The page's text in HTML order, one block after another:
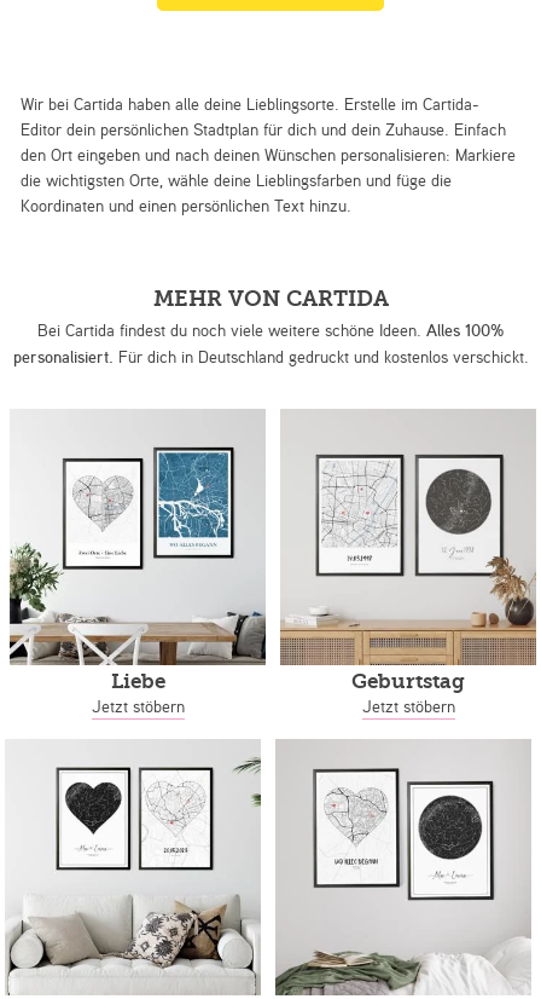
Wir bei Cartida haben alle deine Lieblingsorte. Erstelle im Cartida-
Editor dein persönlichen Stadtplan für dich und dein Zuhause. Einfach
den Ort eingeben und nach deinen Wünschen personalisieren: Markiere
die wichtigsten Orte, wähle deine Lieblingsfarben und füge die
Koordinaten und einen persönlichen Text hinzu.
MEHR VON CARTIDA
Bei Cartida findest du noch viele weitere schöne Ideen. Alles 100%
personalisiert. Für dich in Deutschland gedruckt und kostenlos verschickt.
Liebe
Jetzt stöbern
Geburtstag
Jetzt stöbern